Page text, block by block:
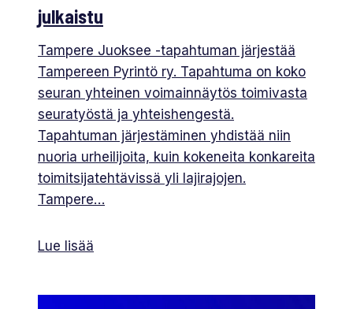
julkaistu
Tampere Juoksee -tapahtuman järjestää
Tampereen Pyrintö ry. Tapahtuma on koko
seuran yhteinen voimainnäytös toimivasta
seuratyöstä ja yhteishengestä.
Tapahtuman järjestäminen yhdistää niin
nuoria urheilijoita, kuin kokeneita konkareita
toimitsijatehtävissä yli lajirajojen.
Tampere…
Lue lisää